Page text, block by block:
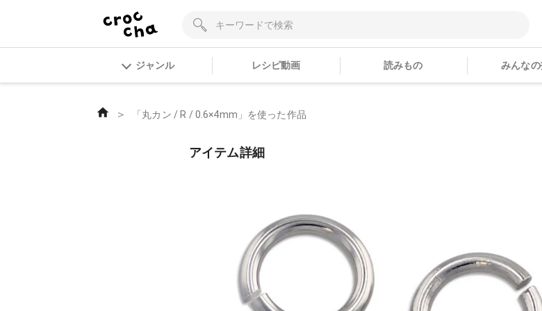
ジャンル レシピ動画 読みもの みんな
＞ 「丸カン / R / 0.6×4mm」を使った作品
アイテム詳細